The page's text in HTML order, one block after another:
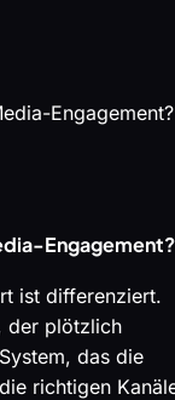
Engagement?
ist differenziert.
der plötzlich
das die
richtigen